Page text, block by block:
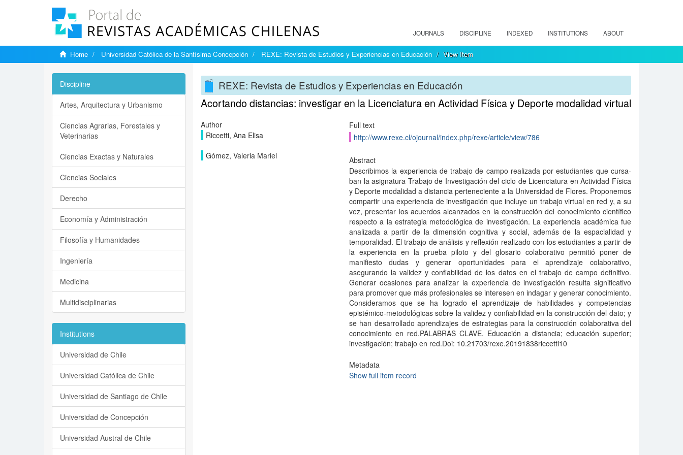
JOURNALS DISCIPLINE INDEXED INSTITUTIONS ABOUT
Home Universidad Católica de la Santísima Concepción REXE: Revista de Estudios y Experiencias en Educación View Item
REXE: Revista de Estudios y Experiencias en Educación
Acortando distancias: investigar en la Licenciatura en Actividad Física y Deporte modalidad virtual
Author
Riccetti, Ana Elisa
Gómez, Valeria Mariel
Full text
http://www.rexe.cl/ojournal/index.php/rexe/article/view/786
Abstract
Describimos la experiencia de trabajo de campo realizada por estudiantes que cursa­
ban la asignatura Trabajo de Investigación del ciclo de Licenciatura en Actividad Física
y Deporte modalidad a distancia perteneciente a la Universidad de Flores. Proponemos
compartir una ex­periencia de investigación que incluye un trabajo virtual en red y, a su
vez, presentar los acuerdos alcanzados en la construcción del conocimiento científico
respecto a la estrategia metodológica de investigación. La experiencia académica fue
analizada a partir de la dimensión cognitiva y social, además de la espacialidad y
temporalidad. El trabajo de análisis y reflexión realizado con los estudiantes a partir de
la experiencia en la prueba piloto y del glosario colaborativo permitió poner de
manifiesto dudas y generar oportunidades para el aprendizaje colaborativo,
asegurando la validez y confiabilidad de los datos en el trabajo de campo definitivo.
Generar ocasiones para analizar la experiencia de investigación resulta significativo
para promover que más profesionales se interesen en indagar y generar conocimiento.
Consideramos que se ha logrado el aprendizaje de habilidades y competencias
epistémico-metodológicas sobre la validez y confiabilidad en la construcción del dato; y
se han desarrollado aprendizajes de estrategias para la construcción colaborativa del
conocimiento en red.PALABRAS CLAVE. Educación a distancia; educación superior;
investigación; trabajo en red.Doi: 10.21703/rexe.20191838riccetti10
Metadata
Show full item record
Discipline
Artes, Arquitectura y Urbanismo
Ciencias Agrarias, Forestales y
Veterinarias
Ciencias Exactas y Naturales
Ciencias Sociales
Derecho
Economía y Administración
Filosofía y Humanidades
Ingeniería
Medicina
Multidisciplinarias
Institutions
Universidad de Chile
Universidad Católica de Chile
Universidad de Santiago de Chile
Universidad de Concepción
Universidad Austral de Chile